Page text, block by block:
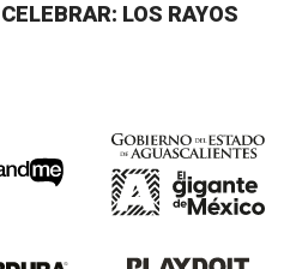
LOS RAYOS